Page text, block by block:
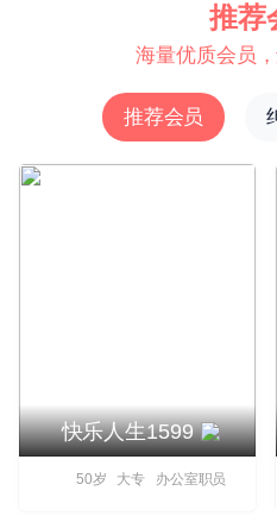
推荐
海量优质会员
推荐会员
快乐人生1599
50岁 大专 办公室职员